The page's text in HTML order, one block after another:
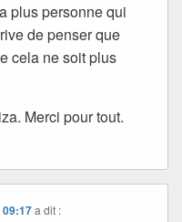
plus personne qui
de penser que
cela ne soit plus
Merci pour tout.
09:17 a dit :